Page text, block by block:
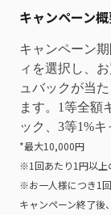
キャンペーン
キャンペーン
ィを選択し、
ュバックが当た
ます。1等全額
ック、3等1%キ
*最大10,000円
※1回あたり1円以上
※お一人様につき1
キャンペーン終了後